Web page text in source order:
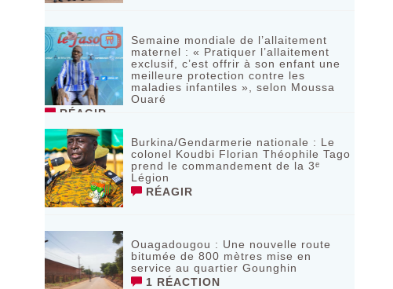
Semaine mondiale de l’allaitement
maternel : « Pratiquer l’allaitement
exclusif, c’est offrir à son enfant une
meilleure protection contre les
maladies infantiles », selon Moussa
Ouaré
RÉAGIR
Burkina/Gendarmerie nationale : Le
colonel Koudbi Florian Théophile Tago
prend le commandement de la 3ᵉ
Légion
RÉAGIR
Ouagadougou : Une nouvelle route
bitumée de 800 mètres mise en
service au quartier Gounghin
1 RÉACTION